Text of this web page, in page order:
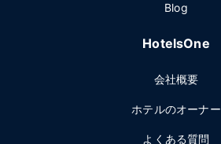
Blog
HotelsOne
会社概要
ホテルのオーナー
よくある質問